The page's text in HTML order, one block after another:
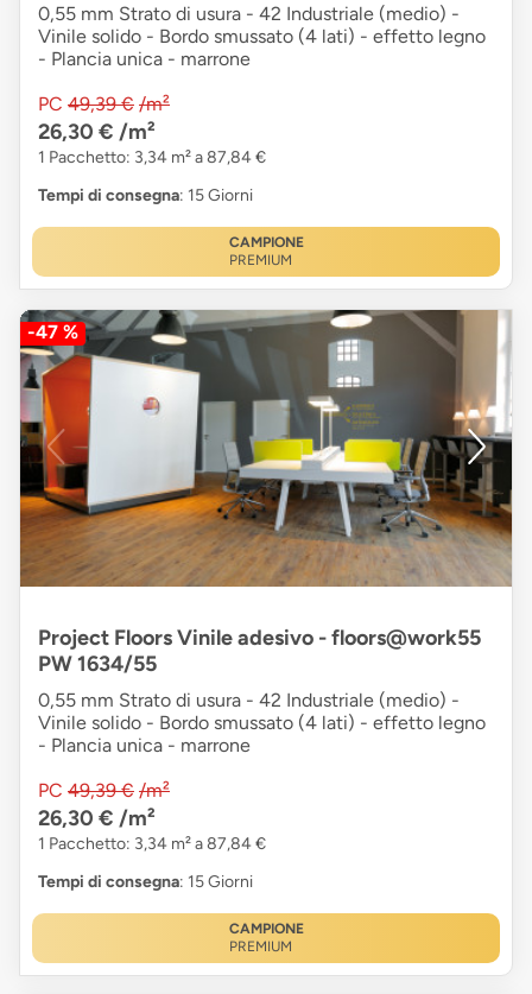
0,55 mm Strato di usura - 42 Industriale (medio) -
Vinile solido - Bordo smussato (4 lati) - effetto legno
- Plancia unica - marrone
PC 49,39 € /m²
26,30 € /m²
1 Pacchetto: 3,34 m² a 87,84 €
Tempi di consegna: 15 Giorni
CAMPIONE
PREMIUM
-47 %
Project Floors Vinile adesivo - floors@work55
PW 1634/55
0,55 mm Strato di usura - 42 Industriale (medio) -
Vinile solido - Bordo smussato (4 lati) - effetto legno
- Plancia unica - marrone
PC 49,39 € /m²
26,30 € /m²
1 Pacchetto: 3,34 m² a 87,84 €
Tempi di consegna: 15 Giorni
CAMPIONE
PREMIUM